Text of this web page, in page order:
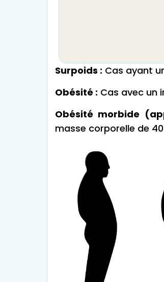
Surpoids : Cas ayant
Obésité : Cas avec un
Obésité morbide
masse corporelle de